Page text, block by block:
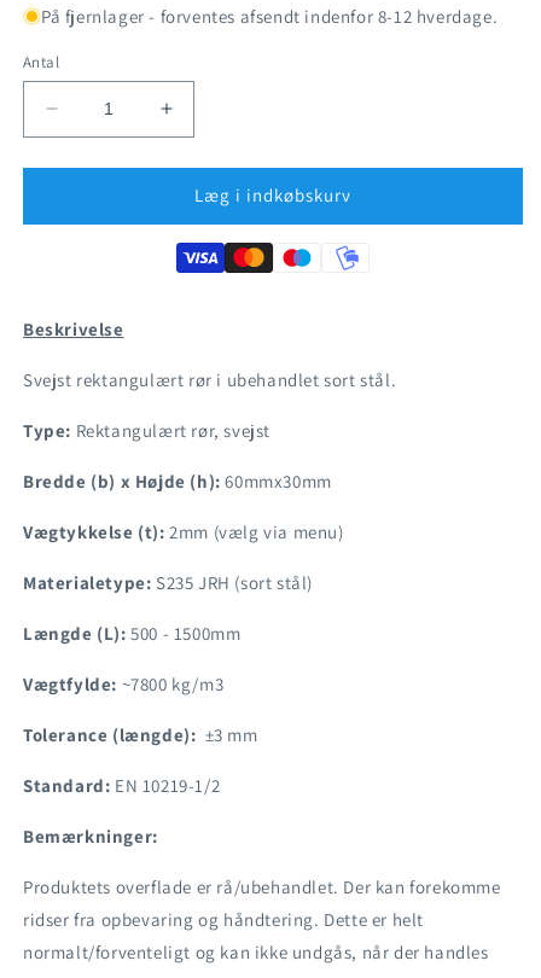
På fjernlager - forventes afsendt indenfor 8-12 hverdage.
Antal
Reducer
antallet
for
stål
Rektangulært
60x30mm
Øg
antallet
for
Sort
stål
Rektangulært
Læg i indkøbskurv
Beskrivelse
Svejst rektangulært rør i ubehandlet sort stål.
Type: Rektangulært rør, svejst
Bredde (b) x Højde (h): 60mmx30mm
Vægtykkelse (t): 2mm (vælg via menu)
Materialetype: S235 JRH (sort stål)
Længde (L): 500 - 1500mm
Vægtfylde: ~7800 kg/m3
Tolerance (længde): ±3 mm
Standard: EN 10219-1/2
Bemærkninger:
Produktets overflade er rå/ubehandlet. Der kan forekomme
ridser fra opbevaring og håndtering. Dette er helt
normalt/forventeligt og kan ikke undgås, når der handles